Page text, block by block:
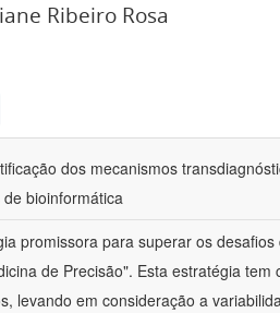
Ribeiro Rosa
dos mecanismos
bioinformática
promissora para superar os
de Precisão". Esta estratégia
levando em consideração a